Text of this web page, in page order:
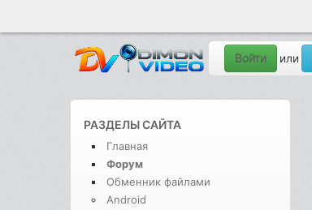
Войти или
РАЗДЕЛЫ САЙТА
Главная
Форум
Обменник файлами
Android